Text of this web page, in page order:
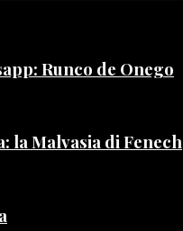
Runco de Onego
la Malvasia di Fenech